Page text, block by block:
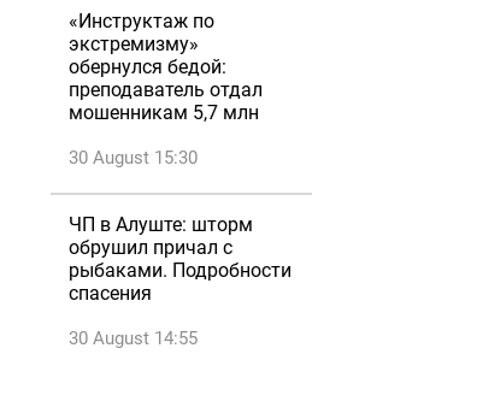
«Инструктаж по
экстремизму»
обернулся бедой:
преподаватель отдал
мошенникам 5,7 млн
30 August 15:30
ЧП в Алуште: шторм
обрушил причал с
рыбаками. Подробности
спасения
30 August 14:55